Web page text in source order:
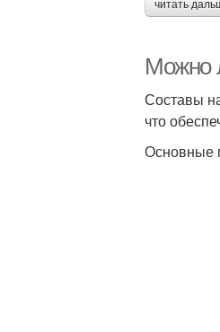
читать
Можно
Составы
что
Основные